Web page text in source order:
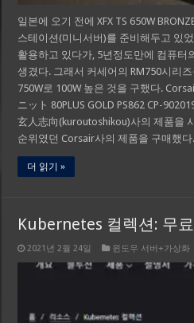
일본에 오기 전에 XFX TS 650W
스테이션(미니서버)를 준비해두고 있
활용하고 있다가, 5년정도만에 컴퓨터
생겼다. 그래서 커세어의 RM750시리
750W로 100W 높은 것을 구했다.
ニット 80PLUS GOLD PS862 CP-
玄人志向(kuroutoshikou)사의 제품을
순위였던 Corsair사의 제품을 구매했
더 읽기 »
Kubernetes 컬렉션: 무
2021년 2월 24일 윈도우 서버+가상화